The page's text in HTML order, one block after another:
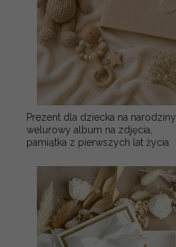
Prezent dla dziecka na narodziny
welurowy album na zdjęcia,
pamiątka z pierwszych lat życia